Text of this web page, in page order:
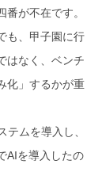
が不在です。
も、甲子園に行
はなく、ベンチ
化」するかが重
ムを導入し、
AIを導入したの